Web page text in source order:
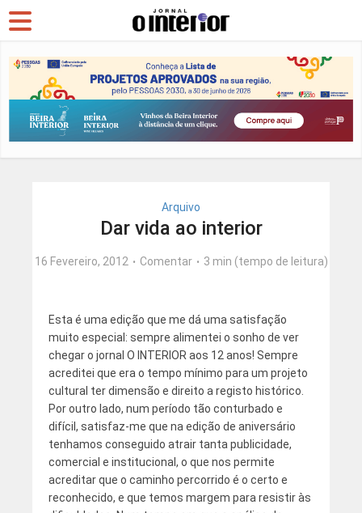
Arquivo
Dar vida ao interior
16 Fevereiro, 2012 Comentar 3 min (tempo de leitura)
Esta é uma edição que me dá uma satisfação
muito especial: sempre alimentei o sonho de ver
chegar o jornal O INTERIOR aos 12 anos! Sempre
acreditei que era o tempo mínimo para um projeto
cultural ter dimensão e direito a registo histórico.
Por outro lado, num período tão conturbado e
difícil, satisfaz-me que na edição de aniversário
tenhamos conseguido atrair tanta publicidade,
comercial e institucional, o que nos permite
acreditar que o caminho percorrido é o certo e
reconhecido, e que temos margem para resistir às